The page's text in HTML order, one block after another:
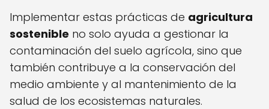
Implementar estas prácticas de agricultura
sostenible no solo ayuda a gestionar la
contaminación del suelo agrícola, sino que
también contribuye a la conservación del
medio ambiente y al mantenimiento de la
salud de los ecosistemas naturales.